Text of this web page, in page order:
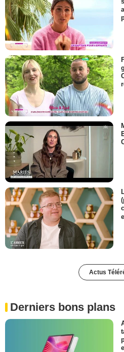
Actus
Derniers bons plans